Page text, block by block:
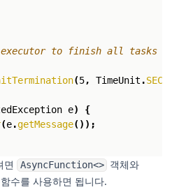
to finish all tasks
(5, TimeUnit .
e)
{
(e.getMessage());
면 AsyncFunction<> 객체와
함수를 사용하면 됩니다.